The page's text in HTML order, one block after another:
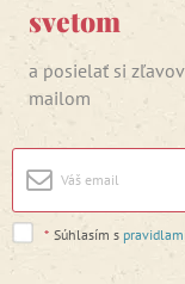
svetom
a posielať si
mailom
* Súhlasím s